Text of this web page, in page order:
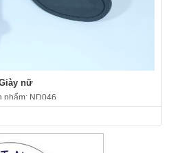
nữ
phẩm: ND046
VNĐ